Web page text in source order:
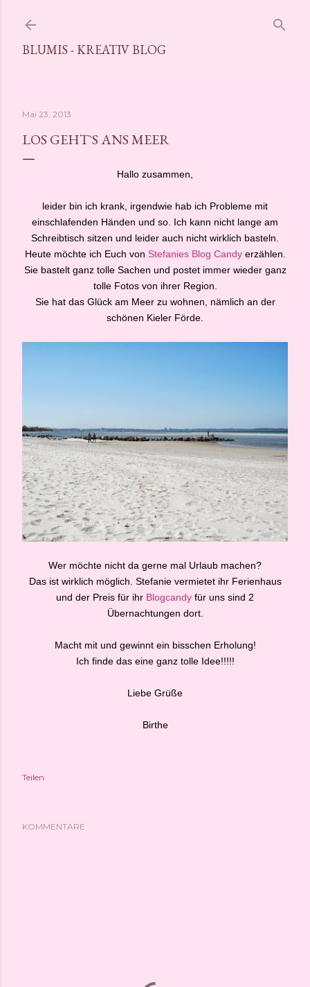
BLUMIS - KREATIV BLOG
Mai 23, 2013
LOS GEHT`S ANS MEER
Hallo zusammen,
leider bin ich krank, irgendwie hab ich Probleme mit
einschlafenden Händen und so. Ich kann nicht lange am
Schreibtisch sitzen und leider auch nicht wirklich basteln.
Heute möchte ich Euch von Stefanies Blog Candyerzählen.
Sie bastelt ganz tolle Sachen und postet immer wieder ganz
tolle Fotos von ihrer Region.
Sie hat das Glück am Meer zu wohnen, nämlich an der
schönen Kieler Förde.
Wer möchte nicht da gerne mal Urlaub machen?
Das ist wirklich möglich. Stefanie vermietet ihr Ferienhaus
und der Preis für ihr Blogcandy für uns sind 2
Übernachtungen dort.
Macht mit und gewinnt ein bisschen Erholung!
Ich finde das eine ganz tolle Idee!!!!!
Liebe Grüße
Birthe
Teilen
KOMMENTARE